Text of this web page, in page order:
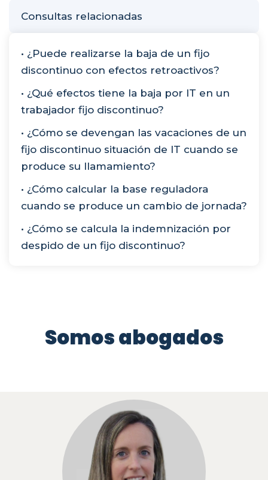
Consultas relacionadas
• ¿Puede realizarse la baja de un fijo
discontinuo con efectos retroactivos?
• ¿Qué efectos tiene la baja por IT en un
trabajador fijo discontinuo?
• ¿Cómo se devengan las vacaciones de un
fijo discontinuo situación de IT cuando se
produce su llamamiento?
• ¿Cómo calcular la base reguladora
cuando se produce un cambio de jornada?
• ¿Cómo se calcula la indemnización por
despido de un fijo discontinuo?
Somos abogados